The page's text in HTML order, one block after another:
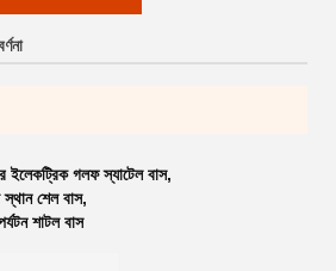
ইলেকট্রিক গলফ স্যাটেল বাস,
স্থান শেল বাস,
শাটল বাস